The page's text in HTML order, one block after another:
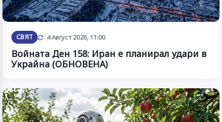
СВЯТ Обновена
4 Август 2026, 11:00
Войната Ден 158: Иран е планирал удари в
Украйна (ОБНОВЕНА)